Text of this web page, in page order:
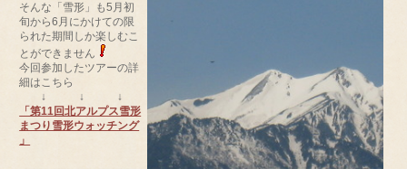
そんな「雪形」も5月初
旬から6月にかけての限
られた期間しか楽しむこ
とができません
今回参加したツアーの詳
細はこちら
↓ ↓ ↓
「第11回北アルプス雪形
まつり雪形ウォッチング
」